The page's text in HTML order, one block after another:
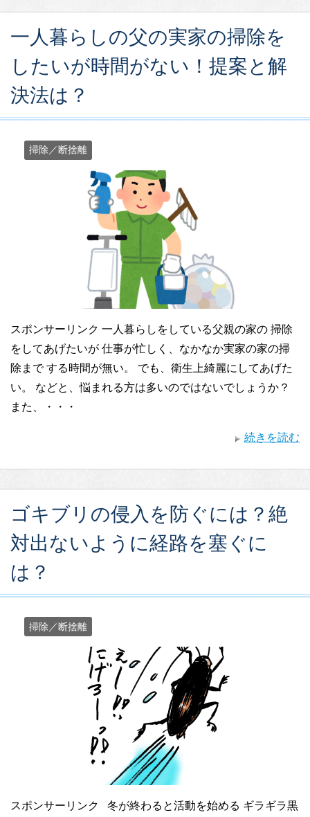
一人暮らしの父の実家の掃除を
したいが時間がない！提案と解
決法は？
掃除／断捨離
スポンサーリンク 一人暮らしをしている父親の家の 掃除
をしてあげたいが 仕事が忙しく、なかなか実家の家の掃
除まで する時間が無い。 でも、衛生上綺麗にしてあげた
い。 などと、悩まれる方は多いのではないでしょうか？
また、・・・
続きを読む
ゴキブリの侵入を防ぐには？絶
対出ないように経路を塞ぐに
は？
掃除／断捨離
スポンサーリンク 冬が終わると活動を始める ギラギラ黒